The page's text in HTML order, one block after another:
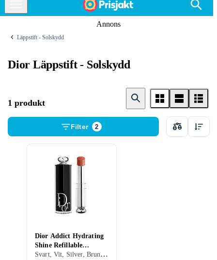
Annons
Läppstift - Solskydd
Dior Läppstift - Solskydd
1 produkt
Filter 2
Dior Addict Hydrating
Shine Refillable
Lipstick
Svart, Vit, Silver, Brun, Röd, Gul, Orange, Transparent, Grön, Beige, Rosa, Lila, Återfuktande, Solskydd, Matt, Glansig